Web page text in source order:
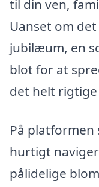
til din ven,
Uanset om
jubilæum, en
blot for at
det helt
På platformen
hurtigt
pålidelige